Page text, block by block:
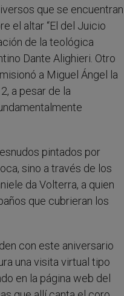
que se encuentran
el altar “El del Juicio
de la teológica
Dante Alighieri. Otro
a Miguel Ángel la
a pesar de la
pintados por
sino a través de los
da Volterra, a quien
que cubrieran los
con este aniversario
una visita virtual tipo
en la página web del